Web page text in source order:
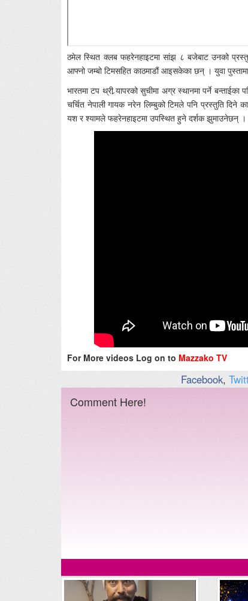
ठमेल स्थित क्लब फहरेनहाइटमा सांझ ८ बजेबाट उनको
आफ्नो जम्बो टिमसहित काठमाडौं आइसकेका छन् । युवा
भारतमा टप थ्री र्‍यापरको सुचीमा अग्र स्थानमा पर्ने बन्ताईका
चर्चित नेपाली गायक नरेन लिम्बुको टिमले पनि प्रस्तुति
यश र श्यामले फहरेनहाइटमा उपस्थित हुने दर्शक झुमाउनेछन् ।
For More videos Log on to Mazzako TV
Facebook,
Comment Here!